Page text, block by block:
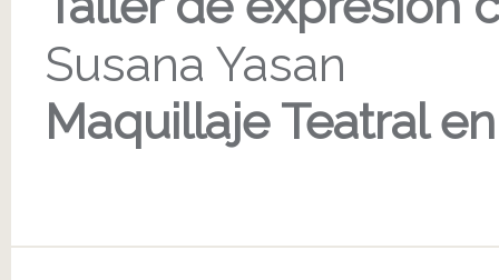
Susana Yasan
Maquillaje Teatral